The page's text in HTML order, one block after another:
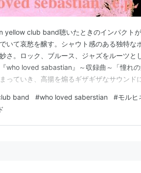
yellow club band聴いたときのインパクト
いて哀愁を醸す。シャウト感のある独特な
さ。ロック、ブルース、ジャズをルーツと
who loved sabastian』～収録曲～「憧れの
っていき、高揚を煽るギザギザなサウンド
と刻む音が緊張感をつくり、鋭さのあるギ
band #who loved saberstian #モルヒ